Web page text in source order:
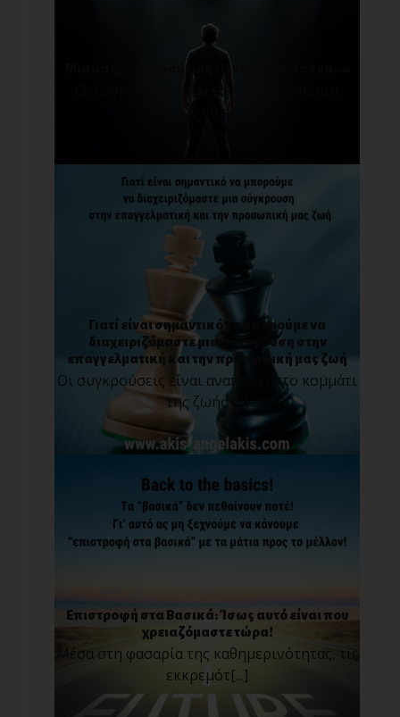
Οι άνθρωποι έχουν επιθυμίες. Κάποιοι
θέλουν να προ[...]
Γιατί είναι σημαντικό να μπορούμε να
διαχειριζόμαστε μια σύγκρουση στην
επαγγελματική και την προσωπική μας ζωή
Οι συγκρούσεις είναι αναπόφευκτο κομμάτι
της ζωής [...]
Επιστροφή στα Βασικά: Ίσως αυτό είναι που
χρειαζόμαστε τώρα!
Μέσα στη φασαρία της καθημερινότητας, τις
εκκρεμότ[...]